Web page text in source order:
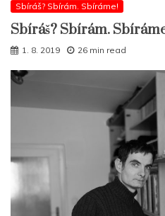
Sbíráš? Sbírám. Sbíráme!
Sbíráš? Sbírám.
1. 8. 2019 26 min read